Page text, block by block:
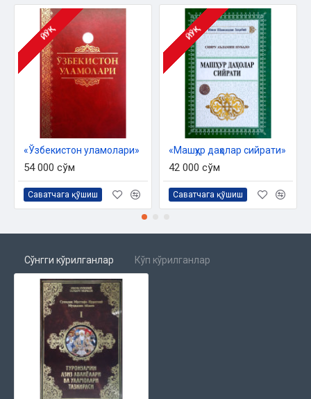
ЙЎҚ
«Ўзбекистон уламолари»
54 000 сўм
Саватчага қўшиш
ЙЎҚ
«Машҳур даҳолар сийрати»
42 000 сўм
Саватчага қўшиш
Сўнгги кўрилганлар Кўп кўрилганлар